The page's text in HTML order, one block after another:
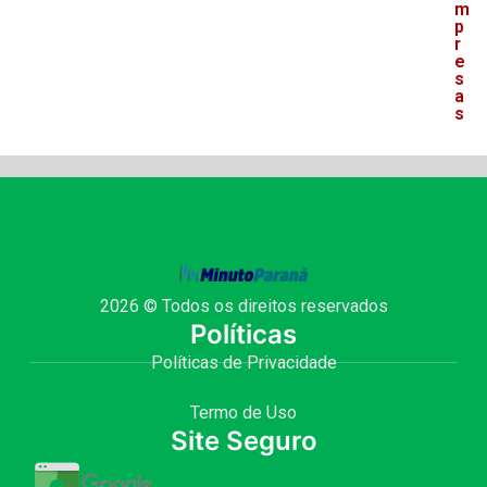
m
p
r
e
s
a
s
2026 © Todos os direitos reservados
Políticas
Políticas de Privacidade
Termo de Uso
Site Seguro